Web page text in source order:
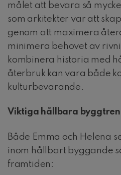
målet att bevara så
som arkitekter var att
genom att maximera
minimera behovet av
kombinera historia med
återbruk kan vara både
kulturbevarande.
Viktiga hållbara
Både Emma och Helena
inom hållbart byggande
framtiden: